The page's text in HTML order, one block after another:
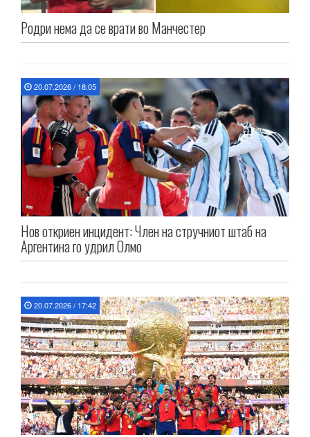
Родри нема да се врати во Манчестер
20.07.2026 / 18:05
Нов откриен инцидент: Член на стручниот штаб на
Аргентина го удрил Олмо
20.07.2026 / 17:42